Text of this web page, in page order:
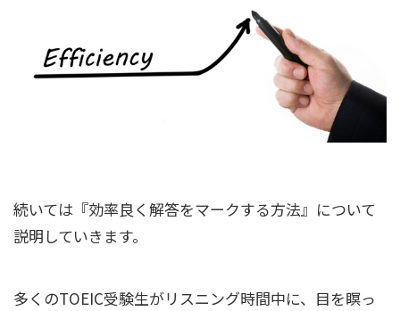
続いては『効率良く解答をマークする方法』について
説明していきます。
多くのTOEIC受験生がリスニング時間中に、目を瞑っ